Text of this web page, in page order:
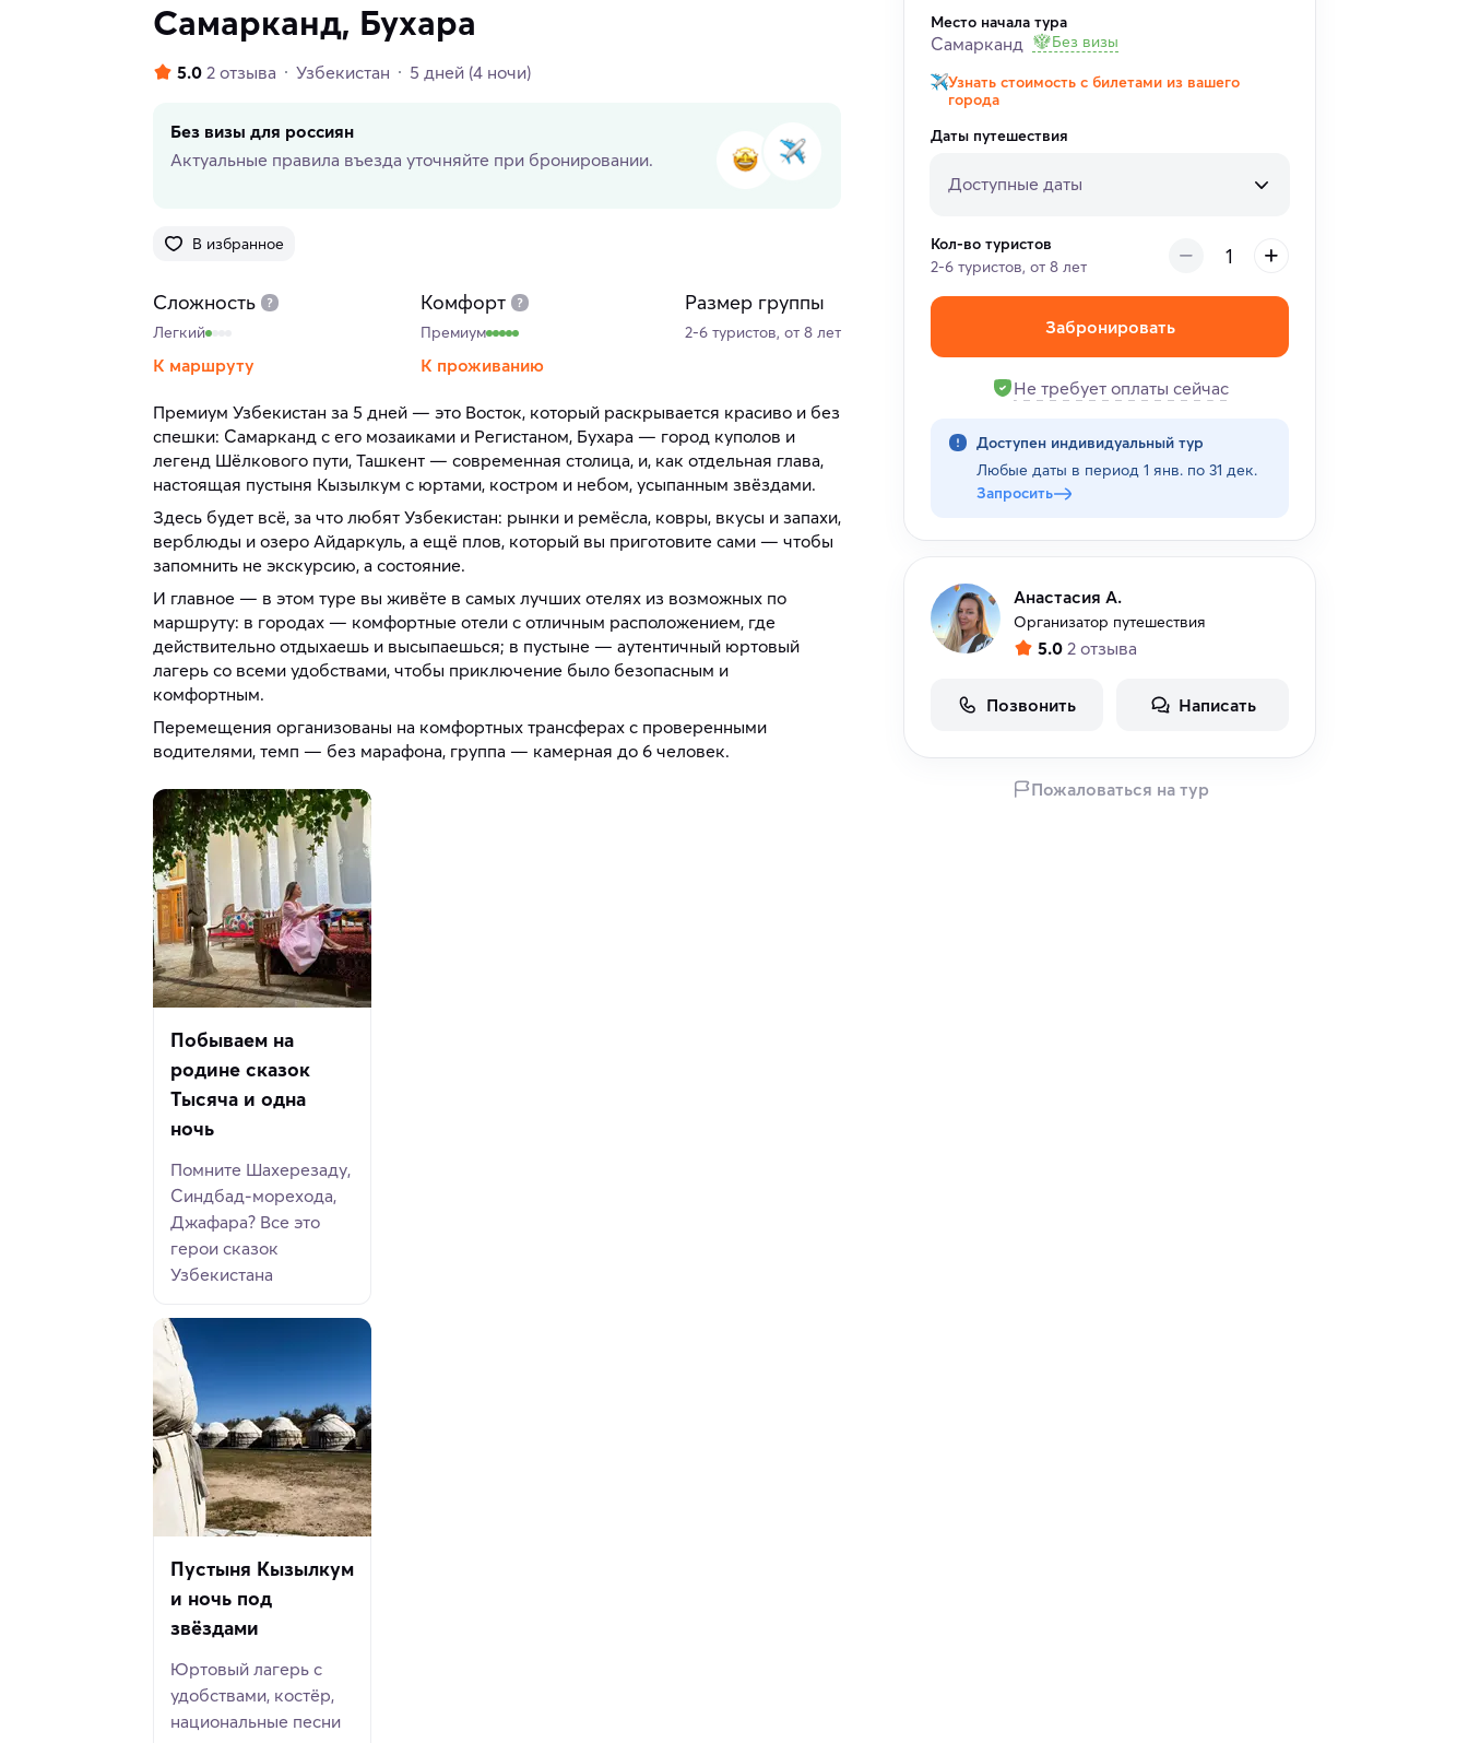
Самарканд, Бухара
В избранное
5.0 2 отзыва Узбекистан 5 дней (4 ночи)
Без визы для россиян
Актуальные правила въезда уточняйте при бронировании.
Сложность
Легкий
К маршруту
Комфорт
Премиум
К проживанию
Размер группы
2-6 туристов, от 8 лет
Премиум Узбекистан за 5 дней — это Восток, который раскрывается красиво и без
спешки: Самарканд с его мозаиками и Регистаном, Бухара — город куполов и
легенд Шёлкового пути, Ташкент — современная столица, и, как отдельная глава,
настоящая пустыня Кызылкум с юртами, костром и небом, усыпанным звёздами.
Здесь будет всё, за что любят Узбекистан: рынки и ремёсла, ковры, вкусы и запахи,
верблюды и озеро Айдаркуль, а ещё плов, который вы приготовите сами — чтобы
запомнить не экскурсию, а состояние.
И главное — в этом туре вы живёте в самых лучших отелях из возможных по
маршруту: в городах — комфортные отели с отличным расположением, где
действительно отдыхаешь и высыпаешься; в пустыне — аутентичный юртовый
лагерь со всеми удобствами, чтобы приключение было безопасным и
комфортным.
Перемещения организованы на комфортных трансферах с проверенными
водителями, темп — без марафона, группа — камерная до 6 человек.
Побываем на
родине сказок
Тысяча и одна
ночь
Помните Шахерезаду,
Синдбад-морехода,
Джафара? Все это
герои сказок
Узбекистана
Пустыня Кызылкум
и ночь под
звёздами
Юртовый лагерь с
удобствами, костёр,
национальные песни
Место начала тура
Самарканд Без визы
Узнать стоимость с билетами из вашего
города
Даты путешествия
Доступные даты
Кол-во туристов
2-6 туристов, от 8 лет
Забронировать
Не требует оплаты сейчас
Доступен индивидуальный тур
Любые даты в период 1 янв. по 31 дек.
Запросить
Анастасия А.
Организатор путешествия
5.0 2 отзыва
Позвонить Написать
Пожаловаться на тур